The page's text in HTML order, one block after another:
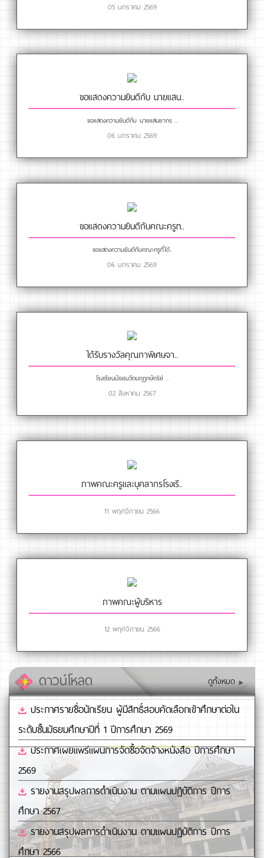
05 มกราคม 2569
ขอแสดงความยินดีกับ นายแสน..
ขอแสดงความยินดีกับ นายแสนยากร ..
06 มกราคม 2569
ขอแสดงความยินดีกับคณะครูท..
ขอแสดงความยินดีกับคณะครูที่ได้..
06 มกราคม 2569
ได้รับรางวัลคุณภาพิเศษจา..
โรงเรียนมัธยมวัดมกุฏกษัตริย์ ..
02 สิงหาคม 2567
ภาพคณะครูและบุคลากรโรงเรี..
11 พฤศจิกายน 2566
ภาพคณะผู้บริหาร
12 พฤศจิกายน 2566
ดาวน์โหลด ดูทั้งหมด
ประกาศรายชื่อนักเรียน ผู้มีสิทธิ์สอบคัดเลือกเข้าศึกษาต่อใน
ระดับชั้นมัธยมศึกษาปีที่ 1 ปีการศึกษา 2569
ประกาศเผยแพร่แผนการจัดซื้อจัดจ้างหนังสือ ปีการศึกษา
2569
รายงานสรุปผลการดำเนินงาน ตามแผนปฏิบัติการ ปีการ
ศึกษา 2567
รายงานสรุปผลการดำเนินงาน ตามแผนปฏิบัติการ ปีการ
ศึกษา 2566